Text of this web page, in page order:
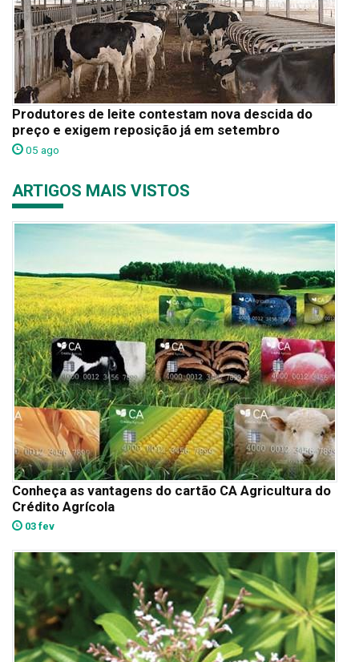
Produtores de leite contestam nova descida do
preço e exigem reposição já em setembro
05 ago
ARTIGOS MAIS VISTOS
Conheça as vantagens do cartão CA Agricultura do
Crédito Agrícola
03 fev